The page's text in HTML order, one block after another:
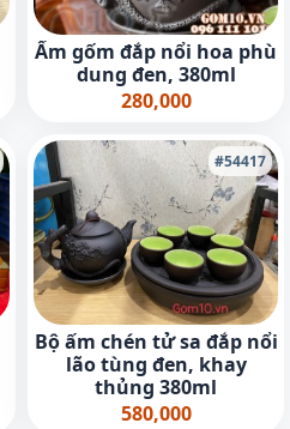
Ấm gốm đắp nổi hoa phù
dung đen, 380ml
280,000
#54417
Bộ ấm chén tử sa đắp nổi
lão tùng đen, khay
thủng 380ml
580,000